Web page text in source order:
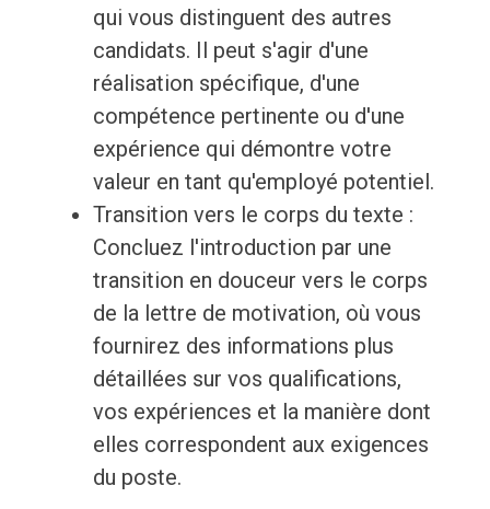
qui vous distinguent des autres
candidats. Il peut s'agir d'une
réalisation spécifique, d'une
compétence pertinente ou d'une
expérience qui démontre votre
valeur en tant qu'employé potentiel.
Transition vers le corps du texte :
Concluez l'introduction par une
transition en douceur vers le corps
de la lettre de motivation, où vous
fournirez des informations plus
détaillées sur vos qualifications,
vos expériences et la manière dont
elles correspondent aux exigences
du poste.